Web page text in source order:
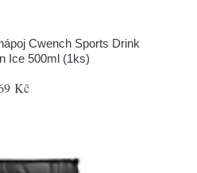
Cwench Sports Drink
Ice 500ml (1ks)
Kč